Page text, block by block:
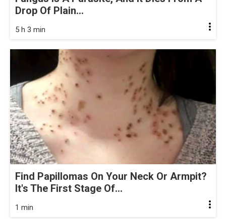
Drop Of Plain...
5 h 3 min
Find Papillomas On Your Neck Or Armpit?
It's The First Stage Of...
1 min